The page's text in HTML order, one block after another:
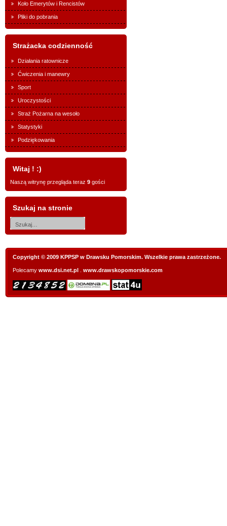
Koło Emerytów i Rencistów
Pliki do pobrania
Strażacka codzienność
Działania ratownicze
Ćwiczenia i manewry
Sport
Uroczystości
Straż Pożarna na wesoło
Statystyki
Podziękowania
Witaj ! :)
Naszą witrynę przegląda teraz 9 gości
Szukaj na stronie
Copyright © 2009 KPPSP w Drawsku Pomorskim. Wszelkie prawa zastrzeżone.
Polecamy www.dsi.net.pl www.drawskopomorskie.com